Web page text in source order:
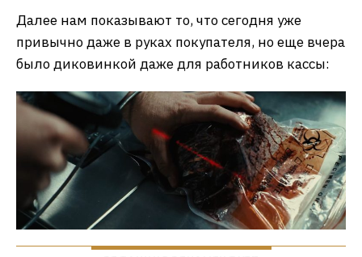
Далее нам показывают то, что сегодня уже
привычно даже в руках покупателя, но еще вчера
было диковинкой даже для работников кассы: